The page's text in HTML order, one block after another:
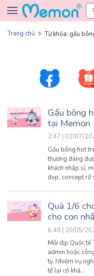
Skip to content
Trang chủ Từ khóa: gấu
Gấu bông
tại Memon
2:47 | 02/07/
Gấu bông hot
thương đang
khách nhập sỉ,
đẹp, concept rõ
Quà 1/6
cho con
6:49 | 20/05/
Mỗi dịp Quốc tế
admin hoặc
ty. Nhiệm vụ
tế lại có khá…